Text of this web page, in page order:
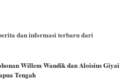
dan informasi terbaru dari
Willem Wandik dan Aloisius Giyai
Tengah